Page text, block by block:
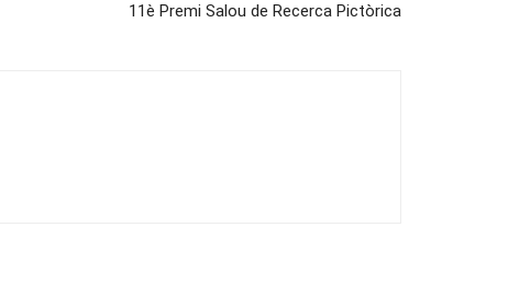
11è Premi Salou de Recerca Pictòrica